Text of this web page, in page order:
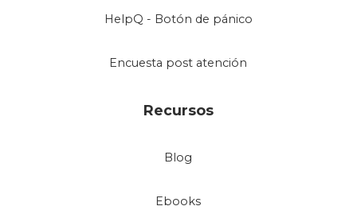
HelpQ - Botón de pánico
Encuesta post atención
Recursos
Blog
Ebooks